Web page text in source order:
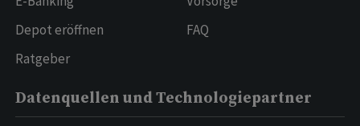
Depot eröffnen
Ratgeber
FAQ
Datenquellen und Technologiepartner